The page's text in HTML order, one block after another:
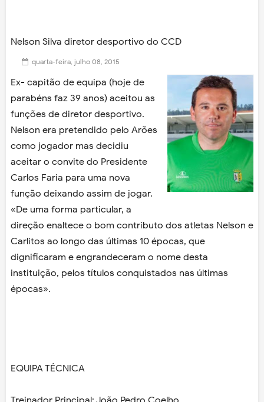
Nelson Silva diretor desportivo do CCD
quarta-feira, julho 08, 2015
Ex- capitão de equipa (hoje de
parabéns faz 39 anos) aceitou as
funções de diretor desportivo.
Nelson era pretendido pelo Arões
como jogador mas decidiu
aceitar o convite do Presidente
Carlos Faria para uma nova
função deixando assim de jogar.
«De uma forma particular, a
direção enaltece o bom contributo dos atletas Nelson e
Carlitos ao longo das últimas 10 épocas, que
dignificaram e engrandeceram o nome desta
instituição, pelos títulos conquistados nas últimas
épocas».
EQUIPA TÉCNICA